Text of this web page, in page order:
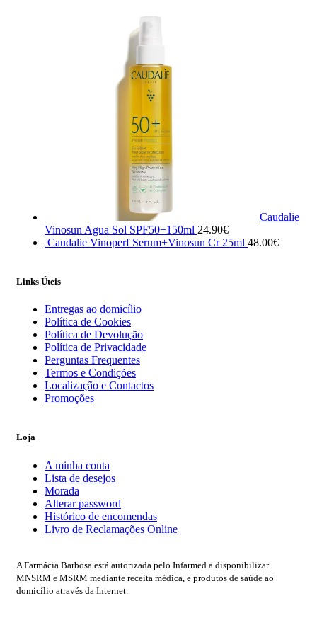
Caudalie
Vinosun Agua Sol SPF50+150ml 24.90€
Caudalie Vinoperf Serum+Vinosun Cr 25ml 48.00€
Links Úteis
Entregas ao domicílio
Política de Cookies
Política de Devolução
Política de Privacidade
Perguntas Frequentes
Termos e Condições
Localização e Contactos
Promoções
Loja
A minha conta
Lista de desejos
Morada
Alterar password
Histórico de encomendas
Livro de Reclamações Online
A Farmácia Barbosa está autorizada pelo Infarmed a disponibilizar
MNSRM e MSRM mediante receita médica, e produtos de saúde ao
domicílio através da Internet.